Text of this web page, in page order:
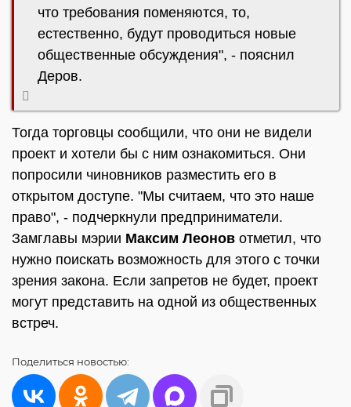
что требования поменяются, то,
естественно, будут проводиться новые
общественные обсуждения", - пояснил
Деров.
Тогда торговцы сообщили, что они не видели
проект и хотели бы с ним ознакомиться. Они
попросили чиновников разместить его в
открытом доступе. "Мы считаем, что это наше
право", - подчеркнули предприниматели.
Замглавы мэрии Максим Леонов отметил, что
нужно поискать возможность для этого с точки
зрения закона. Если запретов не будет, проект
могут представить на одной из общественных
встреч.
Поделиться новостью: